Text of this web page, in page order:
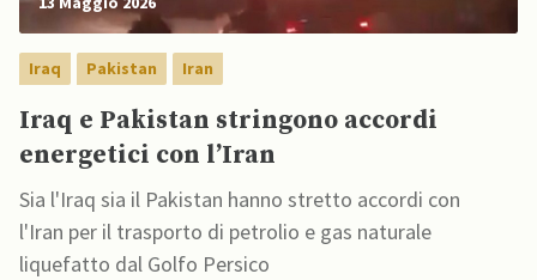
Iraq Pakistan Iran
Iraq e Pakistan stringono accordi
energetici con l’Iran
Sia l'Iraq sia il Pakistan hanno stretto accordi con
l'Iran per il trasporto di petrolio e gas naturale
liquefatto dal Golfo Persico